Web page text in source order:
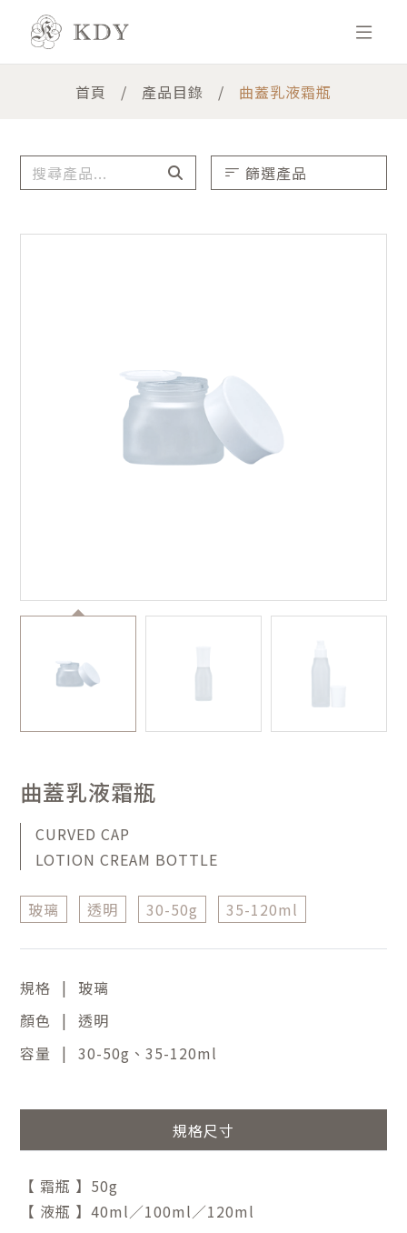
首頁 產品目錄 曲蓋乳液霜瓶
篩選產品
曲蓋乳液霜瓶
CURVED CAP
LOTION CREAM BOTTLE
玻璃 透明 30-50g 35-120ml
規格 |
玻璃
顏色 | 透明
容量
| 30-50g、35-120ml
規格尺寸
【 霜瓶 】50g
【 液瓶 】40ml／100ml／120ml